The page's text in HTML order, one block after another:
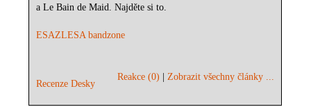
a Le Bain de Maid. Najděte si to.
ESAZLESA bandzone
Recenze Desky
Reakce (0) |Zobrazit všechny články ...